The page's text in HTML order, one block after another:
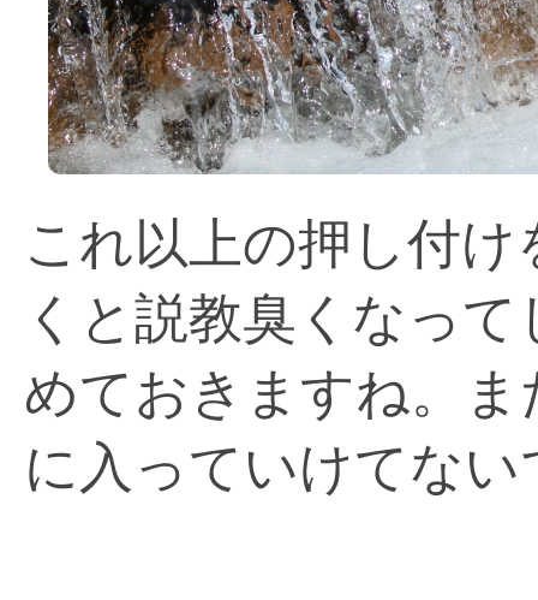
これ以上の押し付
くと説教臭くなっ
めておきますね。
に入っていけてな